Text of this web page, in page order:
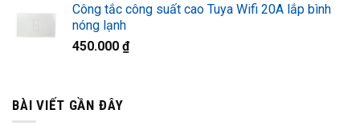
Công tắc công suất cao Tuya Wifi 20A lắp bình
nóng lạnh
450.000 ₫
BÀI VIẾT GẦN ĐÂY